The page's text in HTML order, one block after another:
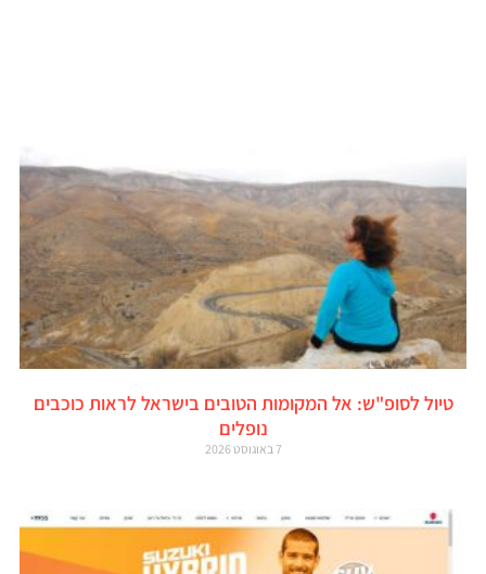
טיול לסופ"ש: אל המקומות הטובים בישראל לראות כוכבים
נופלים
7 באוגוסט 2026